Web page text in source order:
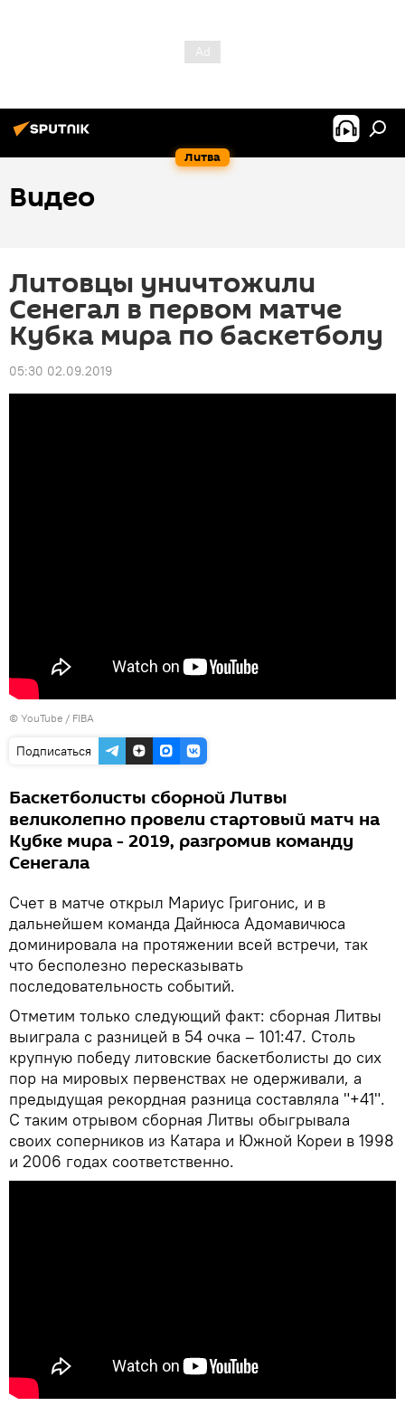
Литва
Видео
Литовцы уничтожили
Сенегал в первом матче
Кубка мира по баскетболу
05:30 02.09.2019
© YouTube / FIBA
Подписаться
Баскетболисты сборной Литвы
великолепно провели стартовый матч на
Кубке мира - 2019, разгромив команду
Сенегала
Счет в матче открыл Мариус Григонис, и в
дальнейшем команда Дайнюса Адомавичюса
доминировала на протяжении всей встречи, так
что бесполезно пересказывать
последовательность событий.
Отметим только следующий факт: сборная Литвы
выиграла с разницей в 54 очка – 101:47. Столь
крупную победу литовские баскетболисты до сих
пор на мировых первенствах не одерживали, а
предыдущая рекордная разница составляла "+41".
С таким отрывом сборная Литвы обыгрывала
своих соперников из Катара и Южной Кореи в 1998
и 2006 годах соответственно.